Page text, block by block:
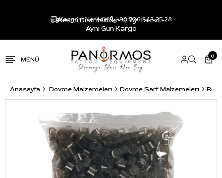
Resmi Distribütör - 12 Ay Taksit -
Aynı Gün Kargo
Kargom Nerede? +90 536 343 25 28
0
Anasayfa Dövme Malzemeleri Dövme Sarf Malzemeleri